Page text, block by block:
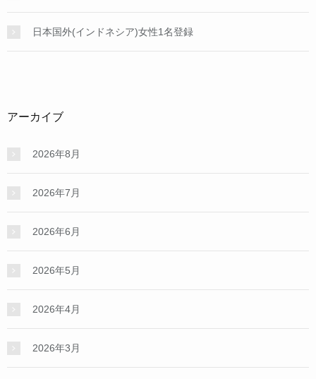
日本国外(インドネシア)女性1名登録
アーカイブ
2026年8月
2026年7月
2026年6月
2026年5月
2026年4月
2026年3月